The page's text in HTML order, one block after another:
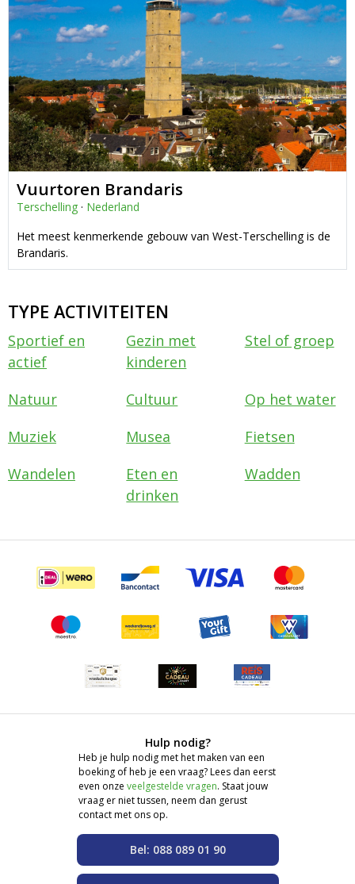
Vuurtoren Brandaris
Terschelling · Nederland
Het meest kenmerkende gebouw van West-Terschelling is de
Brandaris.
TYPE ACTIVITEITEN
Sportief en
actief
Gezin met
kinderen
Stel of groep
Natuur Cultuur
Op het water
Muziek
Musea
Fietsen
Wandelen
Eten en
drinken
Wadden
Hulp nodig?
Heb je hulp nodig met het maken van een
boeking of heb je een vraag? Lees dan eerst
even onze veelgestelde vragen. Staat jouw
vraag er niet tussen, neem dan gerust
contact met ons op.
Bel: 088 089 01 90